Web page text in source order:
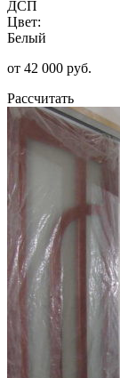
ДСП
Цвет:
Белый
от 42 000 руб.
Рассчитать